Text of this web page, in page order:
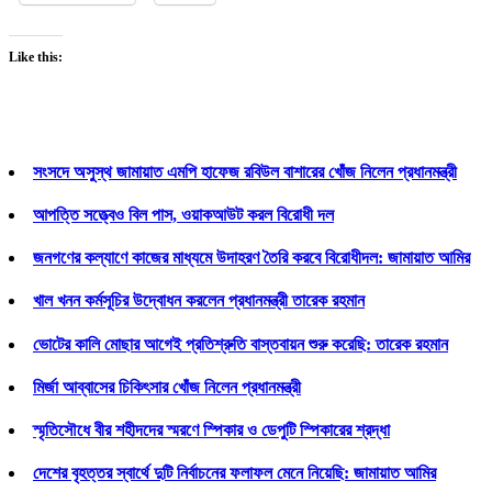
Like this:
সংসদে অসুস্থ জামায়াত এমপি হাফেজ রবিউল বাশারের খোঁজ নিলেন প্রধানমন্ত্রী
আপত্তি সত্ত্বেও বিল পাস, ওয়াকআউট করল বিরোধী দল
জনগণের কল্যাণে কাজের মাধ্যমে উদাহরণ তৈরি করবে বিরোধীদল: জামায়াত আমির
খাল খনন কর্মসূচির উদ্বোধন করলেন প্রধানমন্ত্রী তারেক রহমান
ভোটের কালি মোছার আগেই প্রতিশ্রুতি বাস্তবায়ন শুরু করেছি: তারেক রহমান
মির্জা আব্বাসের চিকিৎসার খোঁজ নিলেন প্রধানমন্ত্রী
স্মৃতিসৌধে বীর শহীদদের স্মরণে স্পিকার ও ডেপুটি স্পিকারের শ্রদ্ধা
দেশের বৃহত্তর স্বার্থে দুটি নির্বাচনের ফলাফল মেনে নিয়েছি: জামায়াত আমির